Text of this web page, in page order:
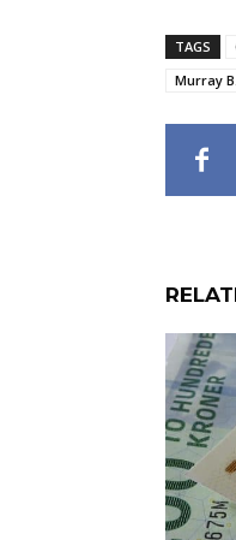
TAGS
Murray